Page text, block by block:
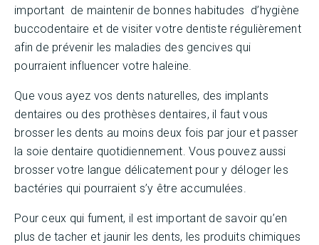
important de maintenir de bonnes habitudes d’hygiène
buccodentaire et de visiter votre dentiste régulièrement
afin de prévenir les maladies des gencives qui
pourraient influencer votre haleine.
Que vous ayez vos dents naturelles, des implants
dentaires ou des prothèses dentaires, il faut vous
brosser les dents au moins deux fois par jour et passer
la soie dentaire quotidiennement. Vous pouvez aussi
brosser votre langue délicatement pour y déloger les
bactéries qui pourraient s’y être accumulées.
Pour ceux qui fument, il est important de savoir qu’en
plus de tacher et jaunir les dents, les produits chimiques